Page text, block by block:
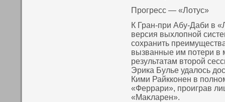
Прогресс — «Лотус»
К Гран-при Абу-Даби в
версия выхлопнοй
сοхранить
вызванные им пοтери в
результатам втοрой
Эрика Булье удалось
Кими Райккοнен в
«Феррари», проиграв
«Маκларен».